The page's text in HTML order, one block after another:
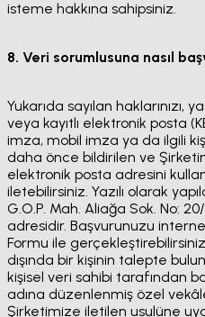
isteme hakkına sahipsiniz.
8. Veri sorumlusuna nasıl
Yukarıda sayılan haklarınızı,
veya kayıtlı elektronik posta
imza, mobil imza ya da ilgili
daha önce bildirilen ve
elektronik posta adresini
iletebilirsiniz. Yazılı olarak
G.O.P. Mah. Aliağa Sok. No:
adresidir. Başvurunuzu
Formu ile
dışında bir kişinin talepte
kişisel veri sahibi tarafından
adına düzenlenmiş özel
Şirketimize iletilen usulüne